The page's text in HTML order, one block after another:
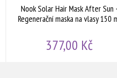
Nook Solar Hair Mask After Sun -
Regenerační maska na vlasy 150
377,00 Kč